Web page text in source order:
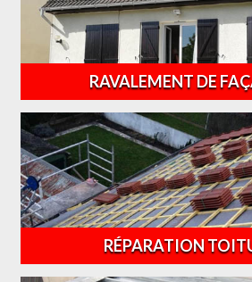
RAVALEMENT DE
RÉPARATION